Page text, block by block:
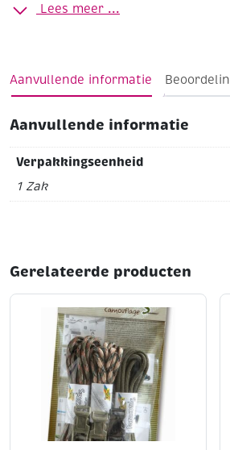
Lees meer ...
Aanvullende informatie
Aanvullende informatie
Verpakkingseenheid
1 Zak
Gerelateerde producten